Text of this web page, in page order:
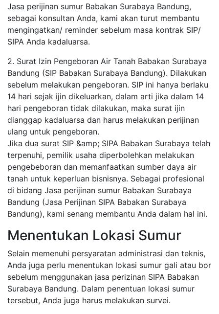
Jasa perijinan sumur Babakan Surabaya Bandung,
sebagai konsultan Anda, kami akan turut membantu
mengingatkan/ reminder sebelum masa kontrak SIP/
SIPA Anda kadaluarsa.
2. Surat Izin Pengeboran Air Tanah Babakan Surabaya
Bandung (SIP Babakan Surabaya Bandung). Dilakukan
sebelum melakukan pengeboran. SIP ini hanya berlaku
14 hari sejak ijin dikeluarkan, dalam arti jika dalam 14
hari pengeboran tidak dilakukan, maka surat ijin
dianggap kadaluarsa dan harus melakukan perijinan
ulang untuk pengeboran.
Jika dua surat SIP &amp; SIPA Babakan Surabaya telah
terpenuhi, pemilik usaha diperbolehkan melakukan
pengebeboran dan memanfaatkan sumber daya air
tanah untuk keperluan bisnisnya. Sebagai profesional
di bidang Jasa perijinan sumur Babakan Surabaya
Bandung (Jasa Perijinan SIPA Babakan Surabaya
Bandung), kami senang membantu Anda dalam hal ini.
Menentukan Lokasi Sumur
Selain memenuhi persyaratan administrasi dan teknis,
Anda juga perlu menentukan lokasi sumur gali atau bor
sebelum menggunakan jasa perizinan SIPA Babakan
Surabaya Bandung. Dalam penentuan lokasi sumur
tersebut, Anda juga harus melakukan survei.